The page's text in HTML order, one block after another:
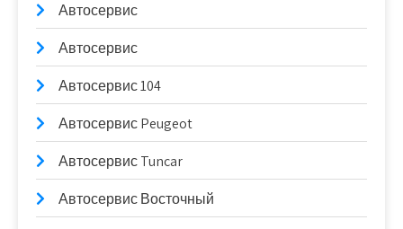
Автосервис
Автосервис
Автосервис 104
Автосервис Peugeot
Автосервис Tuncar
Автосервис Восточный